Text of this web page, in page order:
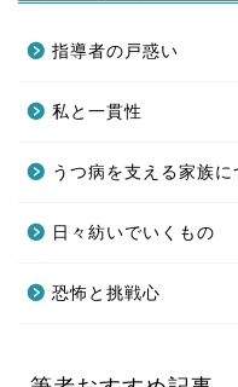
指導者の戸惑い
私と一貫性
うつ病を支える家族に
日々紡いでいくもの
恐怖と挑戦心